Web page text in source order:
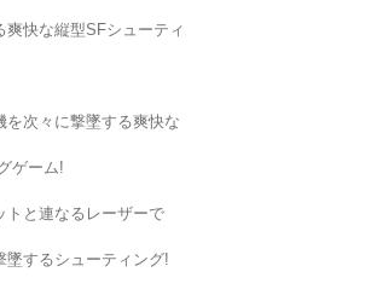
爽快な縦型SFシューティ
を次々に撃墜する爽快な
ゲーム!
トと連なるレーザーで
墜するシューティング!